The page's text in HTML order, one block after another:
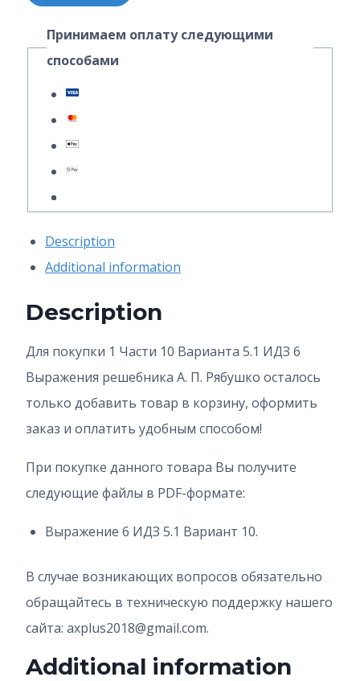
Часть
Вариант
Выражение
П.
Рябушко
quantity
Принимаем оплату следующими
способами
Description
Additional information
Description
Для покупки 1 Части 10 Варианта 5.1 ИДЗ 6
Выражения решебника А. П. Рябушко осталось
только добавить товар в корзину, оформить
заказ и оплатить удобным способом!
При покупке данного товара Вы получите
следующие файлы в PDF-формате:
Выражение 6 ИДЗ 5.1 Вариант 10.
В случае возникающих вопросов обязательно
обращайтесь в техническую поддержку нашего
сайта: axplus2018@gmail.com.
Additional information